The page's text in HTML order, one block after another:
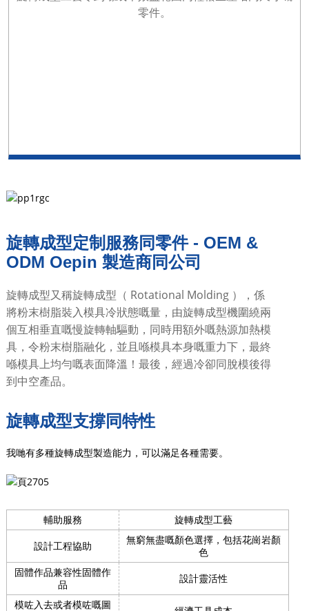
零件。
旋轉成型定制服務同零件 - OEM &
ODM Oepin 製造商同公司
旋轉成型又稱旋轉成型（ Rotational Molding ），係
將粉末樹脂裝入模具冷狀態嘅量，由旋轉成型機圍繞兩
個互相垂直嘅慢旋轉軸驅動，同時用額外嘅熱源加熱模
具，令粉末樹脂融化，並且喺模具本身嘅重力下，最終
喺模具上均勻嘅表面降溫！最後，經過冷卻同脫模後得
到中空產品。
旋轉成型支撐同特性
我哋有多種旋轉成型製造能力，可以滿足各種需要。
輔助服務 旋轉成型工藝
設計工程協助
無窮無盡嘅顏色選擇，包括花崗岩顏
色
固體作品兼容性固體作
品
設計靈活性
模咗入去或者模咗嘅圖